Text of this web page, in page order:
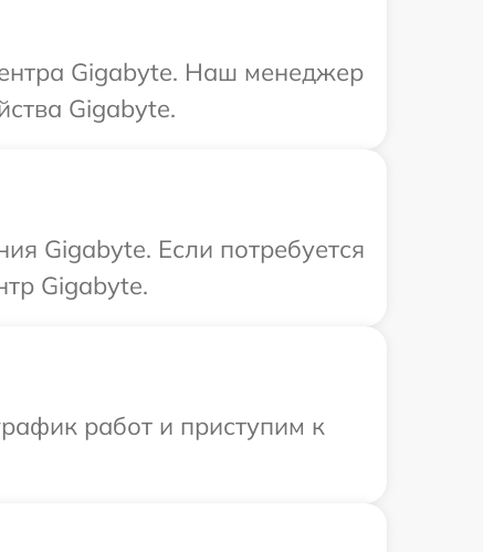
Gigabyte. Наш менеджер
Gigabyte.
Gigabyte. Если потребуется
Gigabyte.
работ и приступим к